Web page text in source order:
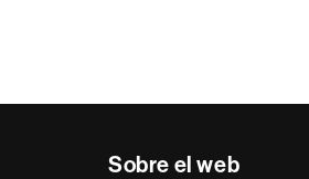
Sobre el web